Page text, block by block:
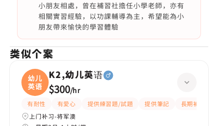
小朋友相處，曾在補習社擔任小學老師，亦有
相關實習經驗，以功課輔導為主，希望能為小
朋友帶來愉快的學習體驗
类似个案
幼儿
英语
K2,幼儿英语
$300/hr
有耐性 有愛心 提供練習題/試題 提供筆記
長期補習
上门补习-将军澳